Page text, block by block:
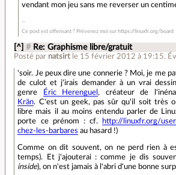
vendant mon jeu sans me reverser un
Ce post est offensant ? Prévenez moi sur https://linuxfr.org/board
[^] # Re: Graphisme libre/gratuit
Posté par natsirt le 15 février 2012 à 19:15.
'soir. Je peux dire une connerie ? Moi, je me
de culot et j'irais demander à un vrai
genre
Éric Herenguel , créateur de
Krän. C'est un geek, pas sûr qu'il soit très
libre mais il au moins entendu parler de
porte ce prénom : cf.
http://linuxfr.org/
chez-les-barbares au hasard !)
Comme on dit souvent, on ne perd rien à
temps). Et j'ajouterai : comme je dis
inside), on n'est jamais à l'abri d'une bonne